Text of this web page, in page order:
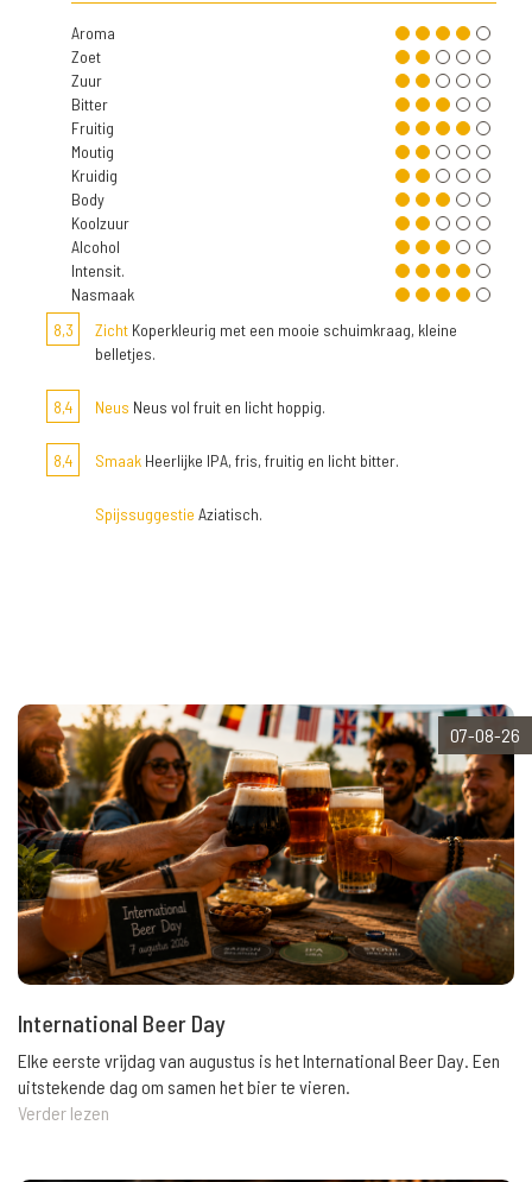
Aroma
Zoet
Zuur
Bitter
Fruitig
Moutig
Kruidig
Body
Koolzuur
Alcohol
Intensit.
Nasmaak
8,3
Zicht Koperkleurig met een mooie schuimkraag, kleine
belletjes.
8,4 Neus Neus vol fruit en licht hoppig.
8,4 Smaak Heerlijke IPA, fris, fruitig en licht bitter.
Spijssuggestie Aziatisch.
07-08-26
International Beer Day
Elke eerste vrijdag van augustus is het International Beer Day. Een
uitstekende dag om samen het bier te vieren.
Verder lezen